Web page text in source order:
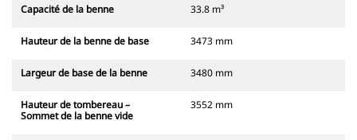
Capacité de la benne 33.8 m³
Hauteur de la benne de base 3473 mm
Largeur de base de la benne 3480 mm
Hauteur de tombereau –
Sommet de la benne vide
3552 mm